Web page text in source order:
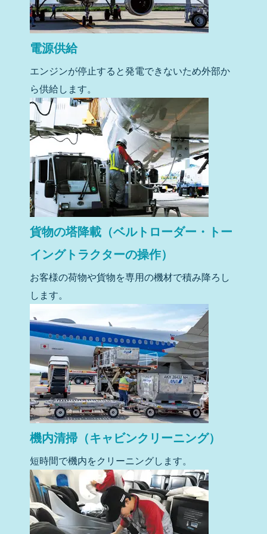
電源供給
エンジンが停止すると発電できないため外部か
ら供給します。
貨物の塔降載（ベルトローダー・トー
イングトラクターの操作）
お客様の荷物や貨物を専用の機材で積み降ろし
します。
機内清掃（キャビンクリーニング）
短時間で機内をクリーニングします。